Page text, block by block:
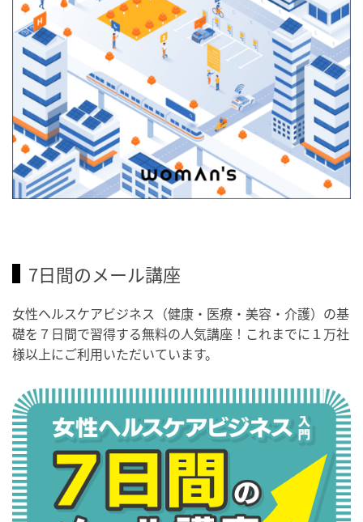
7日間のメール講座
女性ヘルスケアビジネス（健康・医療・美容・介護）の基
礎を７日間で習得する無料の人気講座！これまでに１万社
様以上にご利用いただいています。